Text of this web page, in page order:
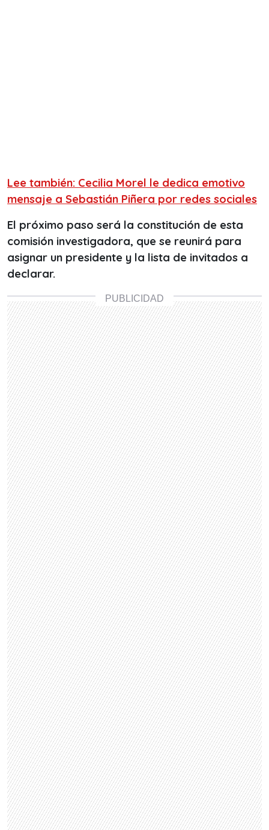
Lee también: Cecilia Morel le dedica emotivo
mensaje a Sebastián Piñera por redes sociales
El próximo paso será la constitución de esta
comisión investigadora, que se reunirá para
asignar un presidente y la lista de invitados a
declarar.